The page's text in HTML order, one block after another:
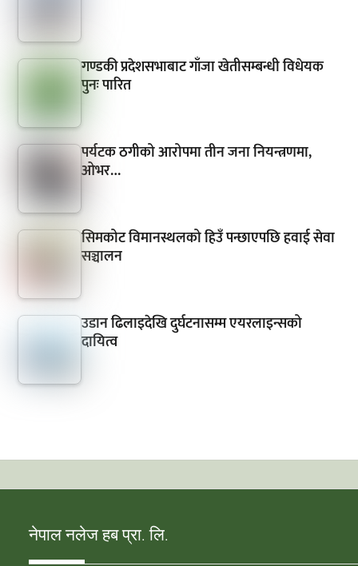
गण्डकी प्रदेशसभाबाट गाँजा खेतीसम्बन्धी विधेयक
पुनः पारित
पर्यटक ठगीको आरोपमा तीन जना नियन्त्रणमा,
ओभर…
सिमकोट विमानस्थलको हिउँ पन्छाएपछि हवाई सेवा
सञ्चालन
उडान ढिलाइदेखि दुर्घटनासम्म एयरलाइन्सको
दायित्व
नेपाल नलेज हब प्रा. लि.